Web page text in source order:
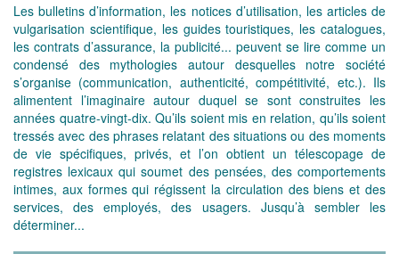
Les bulletins d’information, les notices d’utilisation, les articles de
vulgarisation scientifique, les guides touristiques, les catalogues,
les contrats d’assurance, la publicité... peuvent se lire comme un
condensé des mythologies autour desquelles notre société
s’organise (communication, authenticité, compétitivité, etc.). Ils
alimentent l’imaginaire autour duquel se sont construites les
années quatre-vingt-dix. Qu’ils soient mis en relation, qu’ils soient
tressés avec des phrases relatant des situations ou des moments
de vie spécifiques, privés, et l’on obtient un télescopage de
registres lexicaux qui soumet des pensées, des comportements
intimes, aux formes qui régissent la circulation des biens et des
services, des employés, des usagers. Jusqu’à sembler les
déterminer...